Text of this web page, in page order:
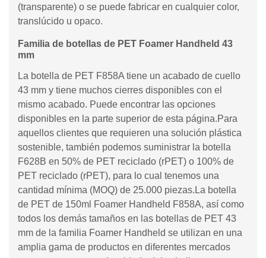
(transparente) o se puede fabricar en cualquier color,
translúcido u opaco.
Familia de botellas de PET Foamer Handheld 43
mm
La botella de PET F858A tiene un acabado de cuello
43 mm y tiene muchos cierres disponibles con el
mismo acabado. Puede encontrar las opciones
disponibles en la parte superior de esta página.Para
aquellos clientes que requieren una solución plástica
sostenible, también podemos suministrar la botella
F628B en 50% de PET reciclado (rPET) o 100% de
PET reciclado (rPET), para lo cual tenemos una
cantidad mínima (MOQ) de 25.000 piezas.La botella
de PET de 150ml Foamer Handheld F858A, así como
todos los demás tamaños en las botellas de PET 43
mm de la familia Foamer Handheld se utilizan en una
amplia gama de productos en diferentes mercados